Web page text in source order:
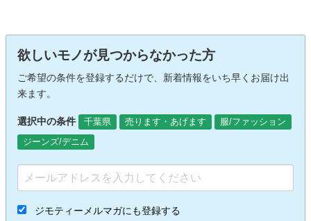
欲しいモノが見つからなかった方
ご希望の条件を登録するだけで、新着情報をいち早くお届け出
来ます。
選択中の条件 千葉県 売ります・あげます
服/ファッション
ジーンズ/デニム
ジモティーメルマガにも登録する